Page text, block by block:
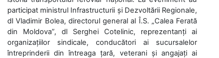
participat ministrul Infrastructurii și Dezvoltării Regionale,
dl Vladimir Bolea, directorul general al Î.S. „Calea Ferată
din Moldova”, dl Serghei Cotelinic, reprezentanți ai
organizațiilor sindicale, conducători ai sucursalelor
întreprinderii din întreaga țară, veterani și angajați ai